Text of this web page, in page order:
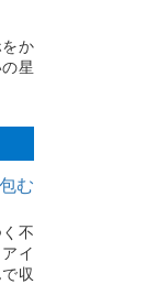
か
星
む
不
イ
収